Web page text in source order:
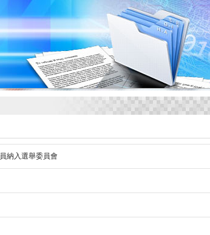
納入選舉委員會